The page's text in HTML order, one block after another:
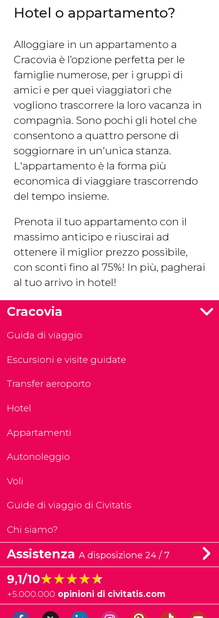
Hotel o appartamento?
Alloggiare in un appartamento a
Cracovia è l’opzione perfetta per le
famiglie numerose, per i gruppi di
amici e per quei viaggiatori che
vogliono trascorrere la loro vacanza in
compagnia. Sono pochi gli hotel che
consentono a quattro persone di
soggiornare in un'unica stanza.
L'appartamento è la forma più
economica di viaggiare trascorrendo
del tempo insieme.
Prenota il tuo appartamento con il
massimo anticipo e riuscirai ad
ottenere il miglior prezzo possibile,
con sconti fino al 75%! In più, pagherai
al tuo arrivo in hotel!
Cracovia
Guida di viaggio
Escursioni e visite guidate
Transfer aeroporto
Hotel
Appartamenti
Autonoleggio
Voli
Guide di viaggio di Civitatis
Chi siamo?
Assistenza A disposizione 24 / 7
9,1/10★★★★★
★★★★★
+5.000.000 opinioni di civitatis.com